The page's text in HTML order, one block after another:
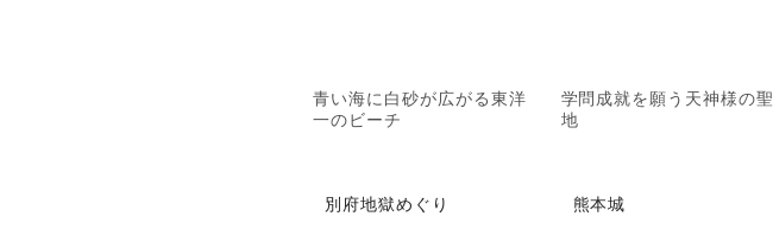
青い海に白砂が広がる東洋
一のビーチ
学問成就を願う天神様の聖
地
別府地獄めぐり 熊本城